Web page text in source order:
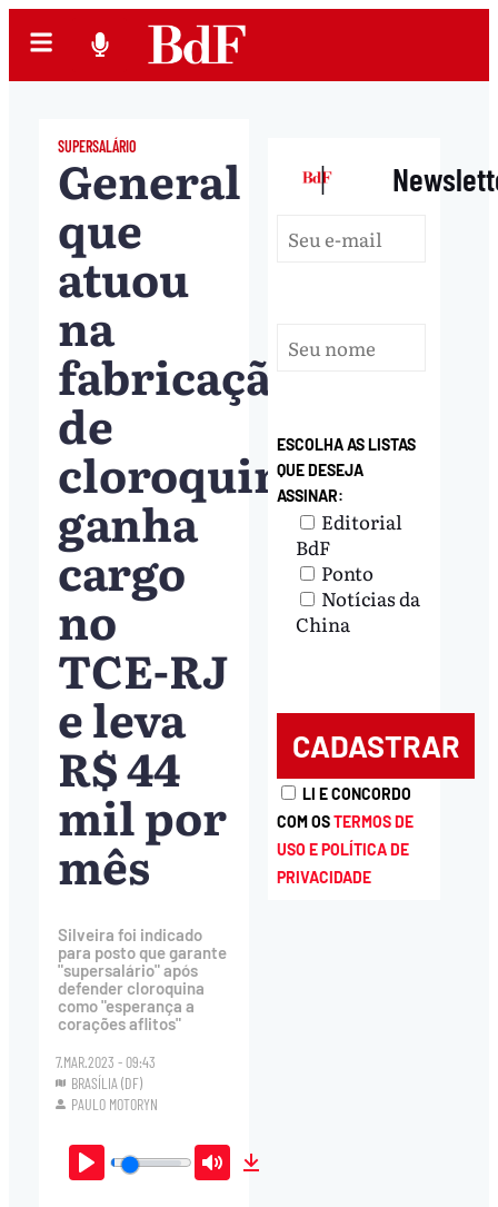
SUPERSALÁRIO
General
que
atuou
na
fabricação
de
cloroquina
ganha
cargo
no
TCE-RJ
e leva
R$ 44
mil por
mês
Silveira foi indicado
para posto que garante
"supersalário" após
defender cloroquina
como "esperança a
corações aflitos"
7.MAR.2023 - 09:43
BRASÍLIA (DF)
PAULO MOTORYN
Play Mute
|
ESCOLHA AS LISTAS
QUE DESEJA
ASSINAR:
Editorial
BdF
Ponto
Notícias da
China
LI E CONCORDO
COM OSTERMOS DE
USO E POLÍTICA DE
PRIVACIDADE